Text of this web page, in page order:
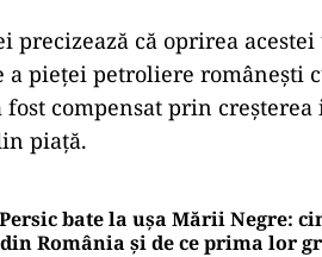
precizează că oprirea
a pieței petroliere românești
fost compensat prin
piață.
bate la ușa Mării Negre:
România și de ce prima lor